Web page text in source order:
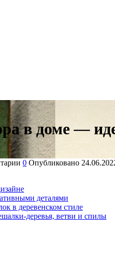
в доме —
0 Опубликовано
деталями
в деревенском стиле
деревья, ветви и спилы